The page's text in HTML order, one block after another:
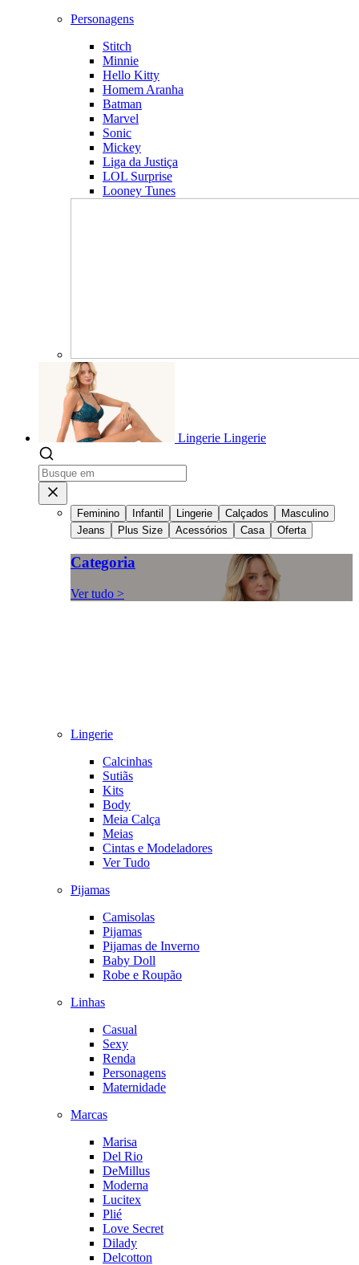
Personagens
Stitch
Minnie
Hello Kitty
Homem Aranha
Batman
Marvel
Sonic
Mickey
Liga da Justiça
LOL Surprise
Looney Tunes
Lingerie Lingerie
Feminino Infantil Lingerie Calçados
Masculino
Jeans
Plus Size Acessórios Casa Oferta
Categoria
Ver tudo >
Lingerie
Calcinhas
Sutiãs
Kits
Body
Meia Calça
Meias
Cintas e Modeladores
Ver Tudo
Pijamas
Camisolas
Pijamas
Pijamas de Inverno
Baby Doll
Robe e Roupão
Linhas
Casual
Sexy
Renda
Personagens
Maternidade
Marcas
Marisa
Del Rio
DeMillus
Moderna
Lucitex
Plié
Love Secret
Dilady
Delcotton